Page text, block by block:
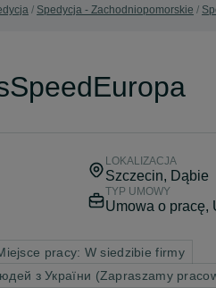
Spedycja - Zachodniopomorskie
LOKALIZACJA
Szczecin, Dąbie
TYP UMOWY
Umowa o pracę,
pracy: W siedzibie firmy
з України (Zapraszamy